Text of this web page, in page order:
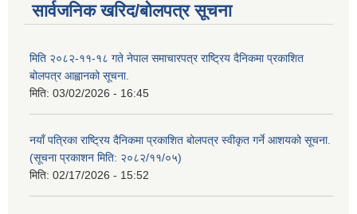
सार्वजनिक खरिद/बोलपत्र सूचना
मिति २०८२-११-१८ गते नेपाल समाचारपत्र राष्ट्रिय दैनिकमा प्रकाशित
बोलपत्र आह्वानको सूचना.
मिति: 03/02/2026 - 16:45
नयाँ पत्रिका राष्ट्रिय दैनिकमा प्रकाशित बोलपत्र स्वीकृत गर्ने आशयको सूचना.
(सूचना प्रकाशन मिति: २०८२/११/०५)
मिति: 02/17/2026 - 15:52